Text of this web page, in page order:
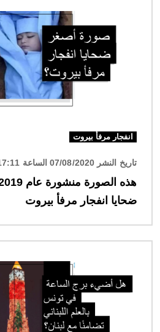
انفجار مرفأ بيروت
تاريخ النشر 07/08/2020 الساعة 17:11
ضحايا انفجار مرفأ بيروت